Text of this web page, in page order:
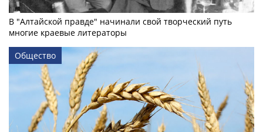
В "Алтайской правде" начинали свой творческий путь
многие краевые литераторы
Общество